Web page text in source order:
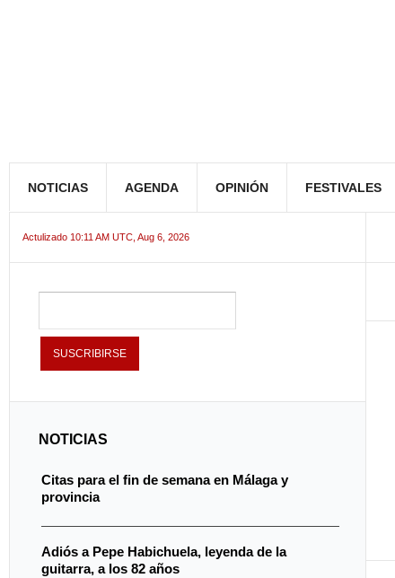
NOTICIAS AGENDA OPINIÓN FESTIVALES
Actulizado 10:11 AM UTC, Aug 6, 2026
NOTICIAS
Citas para el fin de semana en Málaga y
provincia
Adiós a Pepe Habichuela, leyenda de la
guitarra, a los 82 años